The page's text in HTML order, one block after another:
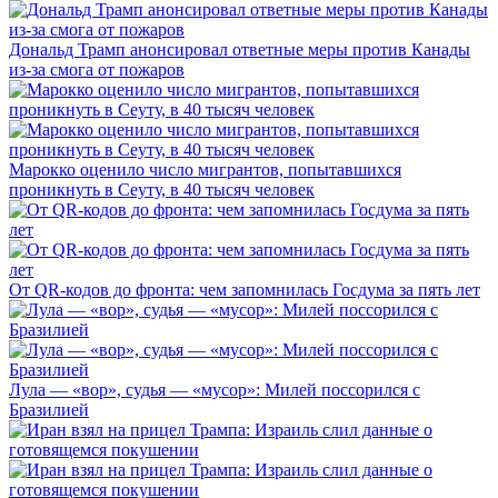
Дональд Трамп анонсировал ответные меры против Канады
из-за смога от пожаров
Марокко оценило число мигрантов, попытавшихся
проникнуть в Сеуту, в 40 тысяч человек
От QR-кодов до фронта: чем запомнилась Госдума за пять лет
Лула — «вор», судья — «мусор»: Милей поссорился с
Бразилией